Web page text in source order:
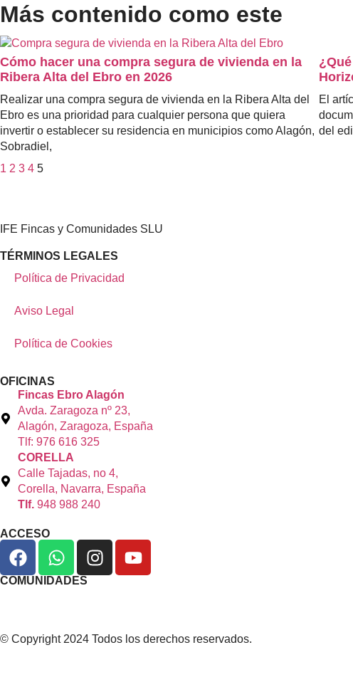
Más contenido como este
Cómo hacer una compra segura de vivienda en la
Ribera Alta del Ebro en 2026
Realizar una compra segura de vivienda en la Ribera Alta del
Ebro es una prioridad para cualquier persona que quiera
invertir o establecer su residencia en municipios como Alagón,
Sobradiel,
El
del
1 2 3 4 5
IFE Fincas y Comunidades SLU
TÉRMINOS LEGALES
Política de Privacidad
Aviso Legal
Política de Cookies
OFICINAS
Fincas Ebro Alagón
Avda. Zaragoza nº 23,
Alagón, Zaragoza, España
Tlf: 976 616 325
CORELLA
Calle Tajadas, no 4,
Corella, Navarra, España
Tlf. 948 988 240
ACCESO
COMUNIDADES
© Copyright 2024 Todos los derechos reservados.